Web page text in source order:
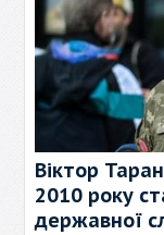
Віктор
2010 року
державної